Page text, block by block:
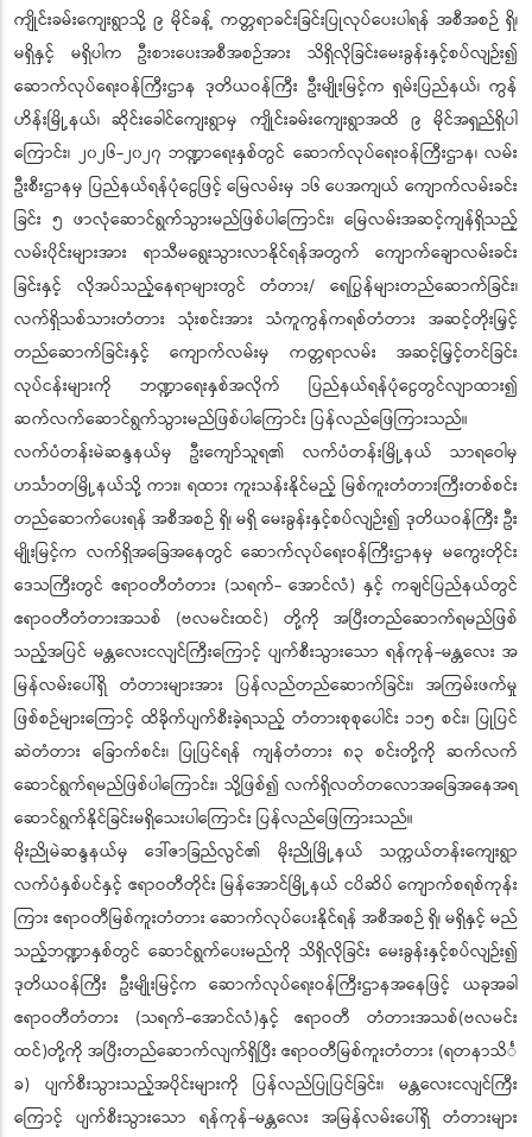
ကျိုင်းခမ်းကျေးရွာသို့ ၉ မိုင်ခန့် ကတ္တရာခင်းခြင်းပြုလုပ်ပေးပါရန် အစီအစဉ် ရှိ၊
မရှိနှင့် မရှိပါက ဦးစားပေးအစီအစဉ်အား သိရှိလိုခြင်းမေးခွန်းနှင့်စပ်လျဉ်း၍
ဆောက်လုပ်ရေးဝန်ကြီးဌာန ဒုတိယဝန်ကြီး ဦးမျိုးမြင့်က ရှမ်းပြည်နယ်၊ ကွန်
ဟိန်းမြို့နယ်၊ ဆိုင်းခေါင်ကျေးရွာမှ ကျိုင်းခမ်းကျေးရွာအထိ ၉ မိုင်အရှည်ရှိပါ
ကြောင်း၊ ၂၀၂၆-၂၀၂၇ ဘဏ္ဍာရေးနှစ်တွင် ဆောက်လုပ်ရေးဝန်ကြီးဌာန၊ လမ်း
ဦးစီးဌာနမှ ပြည်နယ်ရန်ပုံငွေဖြင့် မြေလမ်းမှ ၁၆ ပေအကျယ် ကျောက်လမ်းခင်း
ခြင်း ၅ ဖာလုံဆောင်ရွက်သွားမည်ဖြစ်ပါကြောင်း၊ မြေလမ်းအဆင့်ကျန်ရှိသည့်
လမ်းပိုင်းများအား ရာသီမရွေးသွားလာနိုင်ရန်အတွက် ကျောက်ချောလမ်းခင်း
ခြင်းနှင့် လိုအပ်သည့်နေရာများတွင် တံတား/ ရေပြွန်များတည်ဆောက်ခြင်း၊
လက်ရှိသစ်သားတံတား သုံးစင်းအား သံကူကွန်ကရစ်တံတား အဆင့်တိုးမြှင့်
တည်ဆောက်ခြင်းနှင့် ကျောက်လမ်းမှ ကတ္တရာလမ်း အဆင့်မြှင့်တင်ခြင်း
လုပ်ငန်းများကို ဘဏ္ဍာရေးနှစ်အလိုက် ပြည်နယ်ရန်ပုံငွေတွင်လျာထား၍
ဆက်လက်ဆောင်ရွက်သွားမည်ဖြစ်ပါကြောင်း ပြန်လည်ဖြေကြားသည်။
လက်ပံတန်းမဲဆန္ဒနယ်မှ ဦးကျော်သူရ၏ လက်ပံတန်းမြို့နယ် သာရဝေါမှ
ဟင်္သာတမြို့နယ်သို့ ကား၊ ရထား ကူးသန်းနိုင်မည့် မြစ်ကူးတံတားကြီးတစ်စင်း
တည်ဆောက်ပေးရန် အစီအစဉ် ရှိ၊ မရှိ မေးခွန်းနှင့်စပ်လျဉ်း၍ ဒုတိယဝန်ကြီး ဦး
မျိုးမြင့်က လက်ရှိအခြေအနေတွင် ဆောက်လုပ်ရေးဝန်ကြီးဌာနမှ မကွေးတိုင်း
ဒေသကြီးတွင် ဧရာဝတီတံတား (သရက်- အောင်လံ) နှင့် ကချင်ပြည်နယ်တွင်
ဧရာဝတီတံတားအသစ် (ဗလမင်းထင်) တို့ကို အပြီးတည်ဆောက်ရမည်ဖြစ်
သည့်အပြင် မန္တလေးငလျင်ကြီးကြောင့် ပျက်စီးသွားသော ရန်ကုန်-မန္တလေး အ
မြန်လမ်းပေါ်ရှိ တံတားများအား ပြန်လည်တည်ဆောက်ခြင်း၊ အကြမ်းဖက်မှု
ဖြစ်စဉ်များကြောင့် ထိခိုက်ပျက်စီးခဲ့ရသည့် တံတားစုစုပေါင်း ၁၁၅ စင်း၊ ပြုပြင်
ဆဲတံတား ခြောက်စင်း၊ ပြုပြင်ရန် ကျန်တံတား ၈၃ စင်းတို့ကို ဆက်လက်
ဆောင်ရွက်ရမည်ဖြစ်ပါကြောင်း၊ သို့ဖြစ်၍ လက်ရှိလတ်တလောအခြေအနေအရ
ဆောင်ရွက်နိုင်ခြင်းမရှိသေးပါကြောင်း ပြန်လည်ဖြေကြားသည်။
မိုးညိုမဲဆန္ဒနယ်မှ ဒေါ်ဇာခြည်လွင်၏ မိုးညိုမြို့နယ် သက္ကယ်တန်းကျေးရွာ
လက်ပံနှစ်ပင်နှင့် ဧရာဝတီတိုင်း မြန်အောင်မြို့နယ် ငပိဆိပ် ကျောက်စရစ်ကုန်း
ကြား ဧရာဝတီမြစ်ကူးတံတား ဆောက်လုပ်ပေးနိုင်ရန် အစီအစဉ် ရှိ၊ မရှိနှင့် မည်
သည့်ဘဏ္ဍာနှစ်တွင် ဆောင်ရွက်ပေးမည်ကို သိရှိလိုခြင်း မေးခွန်းနှင့်စပ်လျဉ်း၍
ဒုတိယဝန်ကြီး ဦးမျိုးမြင့်က ဆောက်လုပ်ရေးဝန်ကြီးဌာနအနေဖြင့် ယခုအခါ
ဧရာဝတီတံတား (သရက်-အောင်လံ)နှင့် ဧရာဝတီ တံတားအသစ်(ဗလမင်း
ထင်)တို့ကို အပြီးတည်ဆောက်လျက်ရှိပြီး ဧရာဝတီမြစ်ကူးတံတား (ရတနာသိင်္
ခ) ပျက်စီးသွားသည့်အပိုင်းများကို ပြန်လည်ပြုပြင်ခြင်း၊ မန္တလေးငလျင်ကြီး
ကြောင့် ပျက်စီးသွားသော ရန်ကုန်-မန္တလေး အမြန်လမ်းပေါ်ရှိ တံတားများ